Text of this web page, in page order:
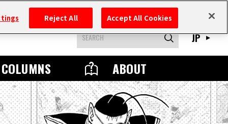
COLUMNS ABOUT
JP
Reject All Accept All Cookies